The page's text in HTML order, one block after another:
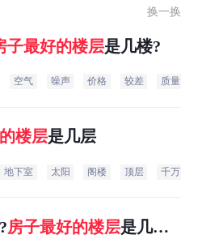
换一换
子最好的楼层是几楼?
空气 噪声 价格 较差 质量比
楼层是几层
地下室 太阳 阁楼 顶层 千万
房子最好的楼层是几